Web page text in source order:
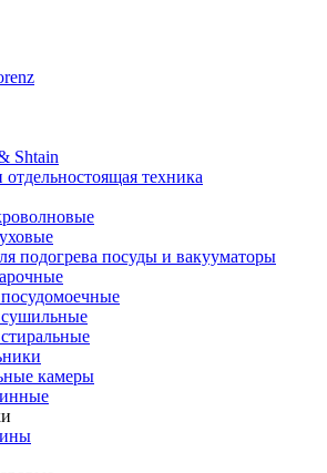
Shtain
техника
подогрева посуды и вакууматоры
камеры